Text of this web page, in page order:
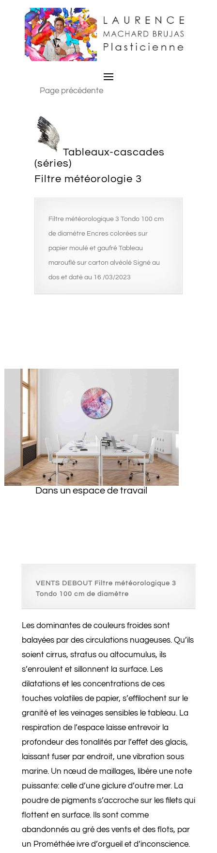
Page précédente
Tableaux-cascades
(séries)
Filtre météorologie 3
Filtre météorologique 3 Tondo 100 cm
de diamètre Encres colorées sur
papier moulé et gaufré Tableau
marouflé sur carton alvéolé Signé au
dos et daté au 16 /03/2023
de travail
Dans un
VENTS DEBOUT Filtre météorologique 3
Tondo 100 cm de diamètre
Les dominantes de couleurs froides sont
balayées par des circulations nuageuses. Qu’ils
soient cirrus, stratus ou altocumulus, ils
s’enroulent et sillonnent la surface. Les
dilatations et les concentrations de ces
touches volatiles de papier, s’effilochent sur le
granité et les veinages sensibles le tableau. La
respiration de l’espace laisse entrevoir la
profondeur des tonalités par l’effet des glacis,
laissant fuser par endroit, une vibration sous
marine. Un nœud de maillages, libère une note
puissante: celle d’une giclure d’outre mer. La
poudre de pigments s’accroche sur les filets qui
flottent en surface. Ils sont comme
abandonnés au gré des vents et des flots, par
un Prométhée ivre d’orgueil et d’inconscience.